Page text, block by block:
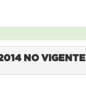
NO VIGENTE